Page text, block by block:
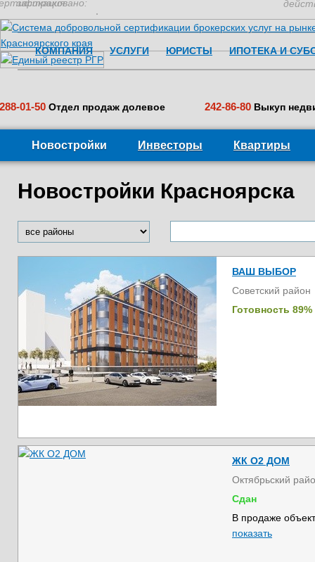
застраховано:
КОМПАНИЯ УСЛУГИ ЮРИСТЫ ИПОТЕКА И
288-01-50 Отдел продаж долевое 242-86-80 Выкуп
Новостройки Инвесторы Квартиры
Новостройки Красноярска
ВАШ ВЫБОР
Советский район
Готовность 89%
ЖК О2 ДОМ
Октябрьский
Сдан
В продаже
показать